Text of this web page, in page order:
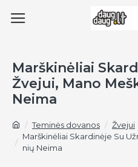
Teminės dovanos
Žvejui
Marškinėliai Skardinėje Su
nių Neima
Marškinėliai
Žvejui, Mano
Neima